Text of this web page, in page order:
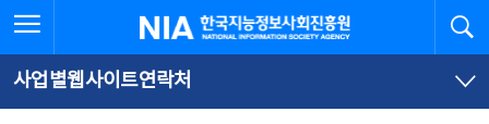
문
로
가
체
뉴
바
가
한국지능정보사회진흥원
사업별웹사이트연락처